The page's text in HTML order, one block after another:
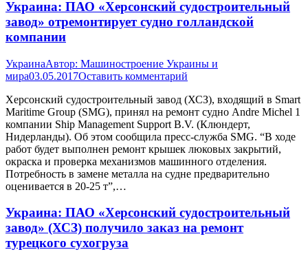
Украина: ПАО «Херсонский судостроительный
завод» отремонтирует судно голландской
компании
УкраинаАвтор: Машиностроение Украины и
мира03.05.2017Оставить комментарий
Херсонский судостроительный завод (ХСЗ), входящий в Smart
Maritime Group (SMG), принял на ремонт судно Andre Michеl 1
компании Ship Management Support B.V. (Клюндерт,
Нидерланды). Об этом сообщила пресс-служба SMG. “В ходе
работ будет выполнен ремонт крышек люковых закрытий,
окраска и проверка механизмов машинного отделения.
Потребность в замене металла на судне предварительно
оценивается в 20-25 т”,…
Украина: ПАО «Херсонский судостроительный
завод» (ХСЗ) получило заказ на ремонт
турецкого сухогруза